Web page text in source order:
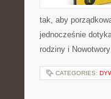
tak, aby
jednocześnie
rodziny i
CATEGORIES: